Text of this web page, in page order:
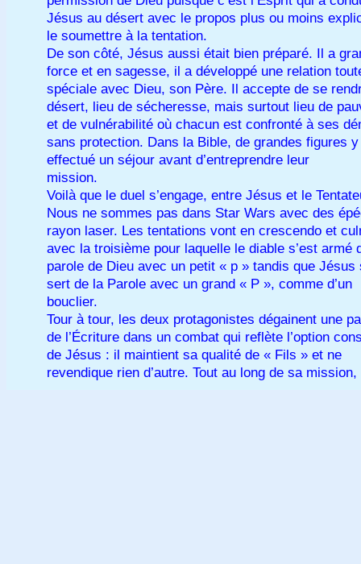
Jésus au désert avec le propos plus ou moins
le soumettre à la tentation.
De son côté, Jésus aussi était bien préparé. Il a
force et en sagesse, il a développé une relation
spéciale avec Dieu, son Père. Il accepte de se
désert, lieu de sécheresse, mais surtout lieu de
et de vulnérabilité où chacun est confronté à ses
sans protection. Dans la Bible, de grandes figures
effectué un séjour avant d’entreprendre leur
mission.
Voilà que le duel s’engage, entre Jésus et le
Nous ne sommes pas dans Star Wars avec des
rayon laser. Les tentations vont en crescendo et
avec la troisième pour laquelle le diable s’est armé
parole de Dieu avec un petit « p » tandis que Jésus
sert de la Parole avec un grand « P », comme d’un
bouclier.
Tour à tour, les deux protagonistes dégainent une
de l’Écriture dans un combat qui reflète l’option
de Jésus : il maintient sa qualité de « Fils » et ne
revendique rien d’autre. Tout au long de sa mission,